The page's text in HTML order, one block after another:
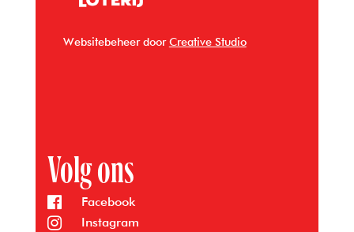
Websitebeheer doorCreative Studio
Volg ons
Facebook
Instagram